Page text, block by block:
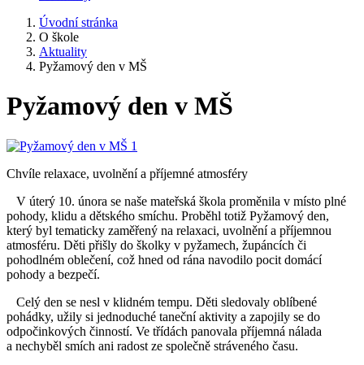
Úvodní stránka
O škole
Aktuality
Pyžamový den v MŠ
Pyžamový den v MŠ
Chvíle relaxace, uvolnění a příjemné atmosféry
V úterý 10. února se naše mateřská škola proměnila v místo plné
pohody, klidu a dětského smíchu. Proběhl totiž Pyžamový den,
který byl tematicky zaměřený na relaxaci, uvolnění a příjemnou
atmosféru. Děti přišly do školky v pyžamech, župáncích či
pohodlném oblečení, což hned od rána navodilo pocit domácí
pohody a bezpečí.
Celý den se nesl v klidném tempu. Děti sledovaly oblíbené
pohádky, užily si jednoduché taneční aktivity a zapojily se do
odpočinkových činností. Ve třídách panovala příjemná nálada
a nechyběl smích ani radost ze společně stráveného času.